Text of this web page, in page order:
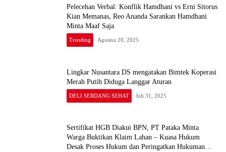
Pelecehan Verbal: Konflik Hamdhani vs Erni Sitorus
Kian Memanas, Reo Ananda Sarankan Hamdhani
Minta Maaf Saja
Trending Agustus 20, 2025
Lingkar Nusantara DS mengatakan Bimtek Koperasi
Merah Putih Diduga Langgar Aturan
DELI SERDANG SEHAT Juli 31, 2025
Sertifikat HGB Diakui BPN, PT Pataka Minta
Warga Buktikan Klaim Lahan – Kuasa Hukum
Desak Proses Hukum dan Peringatkan Hukuman